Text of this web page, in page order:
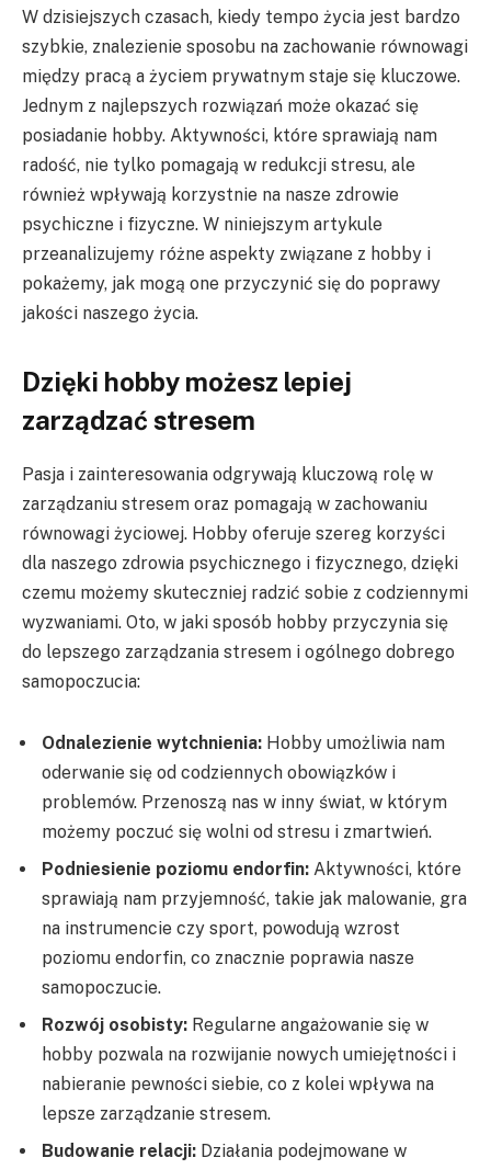
W dzisiejszych czasach, kiedy tempo życia jest bardzo
szybkie, znalezienie sposobu na zachowanie równowagi
między pracą a życiem prywatnym staje się kluczowe.
Jednym z najlepszych rozwiązań może okazać się
posiadanie hobby. Aktywności, które sprawiają nam
radość, nie tylko pomagają w redukcji stresu, ale
również wpływają korzystnie na nasze zdrowie
psychiczne i fizyczne. W niniejszym artykule
przeanalizujemy różne aspekty związane z hobby i
pokażemy, jak mogą one przyczynić się do poprawy
jakości naszego życia.
Dzięki hobby możesz lepiej
zarządzać stresem
Pasja i zainteresowania odgrywają kluczową rolę w
zarządzaniu stresem oraz pomagają w zachowaniu
równowagi życiowej. Hobby oferuje szereg korzyści
dla naszego zdrowia psychicznego i fizycznego, dzięki
czemu możemy skuteczniej radzić sobie z codziennymi
wyzwaniami. Oto, w jaki sposób hobby przyczynia się
do lepszego zarządzania stresem i ogólnego dobrego
samopoczucia:
Odnalezienie wytchnienia: Hobby umożliwia nam
oderwanie się od codziennych obowiązków i
problemów. Przenoszą nas w inny świat, w którym
możemy poczuć się wolni od stresu i zmartwień.
Podniesienie poziomu endorfin: Aktywności, które
sprawiają nam przyjemność, takie jak malowanie, gra
na instrumencie czy sport, powodują wzrost
poziomu endorfin, co znacznie poprawia nasze
samopoczucie.
Rozwój osobisty: Regularne angażowanie się w
hobby pozwala na rozwijanie nowych umiejętności i
nabieranie pewności siebie, co z kolei wpływa na
lepsze zarządzanie stresem.
Budowanie relacji: Działania podejmowane w